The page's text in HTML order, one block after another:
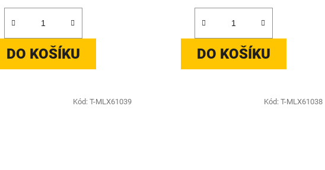
DO KOŠÍKU DO KOŠÍKU
Kód:T-MLX61039 Kód: T-MLX61038